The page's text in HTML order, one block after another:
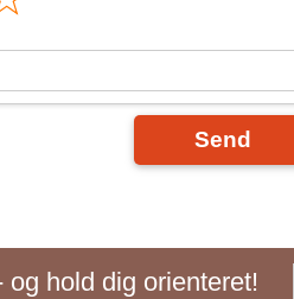
Send
hold dig orienteret!